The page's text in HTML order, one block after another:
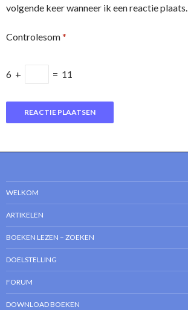
volgende keer wanneer ik een reactie plaats.
Controlesom*
6 + = 11
WELKOM
ARTIKELEN
BOEKEN LEZEN – ZOEKEN
DOELSTELLING
FORUM
DOWNLOAD BOEKEN